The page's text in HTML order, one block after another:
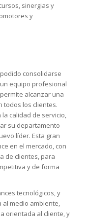
sinergias y
y
consolidarse
equipo profesional
alcanzar una
todos los clientes.
calidad de servicio,
su departamento
líder. Esta gran
en el mercado, con
de clientes, para
y de forma
tecnológicos, y
al medio ambiente,
orientada al cliente, y